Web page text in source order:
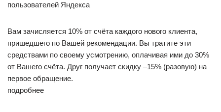
пользователей Яндекса
Вам зачисляется 10% от счёта каждого нового клиента,
пришедшего по Вашей рекомендации. Вы тратите эти
средствами по своему усмотрению, оплачивая ими до 30%
от Вашего счёта. Друг получает скидку –15% (разовую) на
первое обращение.
подробнее